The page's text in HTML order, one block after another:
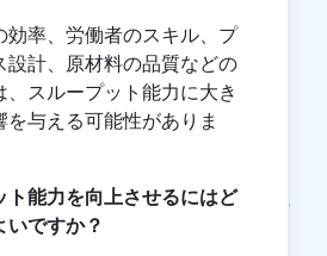
効率、労働者のスキル、プ
設計、原材料の品質などの
、スループット能力に大き
を与える可能性がありま
ト能力を向上させるにはど
いですか？